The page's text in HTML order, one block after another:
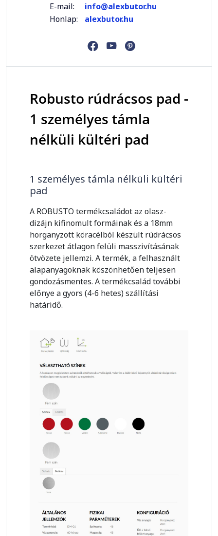
E-mail:
info@alexbutor.hu
Honlap:
alexbutor.hu
Robusto rúdrácsos pad -
1 személyes támla
nélküli kültéri pad
1 személyes támla nélküli kültéri
pad
A ROBUSTO termékcsaládot az olasz-
dizájn kifinomult formáinak és a 18mm
horganyzott köracélból készült rúdrácsos
szerkezet átlagon felüli masszivításának
ötvözete jellemzi. A termék, a felhasznált
alapanyagoknak köszönhetően teljesen
gondozásmentes. A termékcsalád további
előnye a gyors (4-6 hetes) szállítási
határidő.